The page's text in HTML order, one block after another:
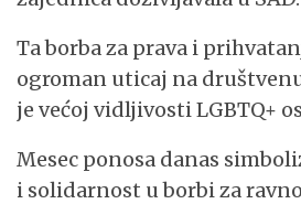
Ta borba za prava i
ogroman uticaj na
je većoj vidljivosti LGBTQ+
Mesec ponosa danas
i solidarnost u borbi za